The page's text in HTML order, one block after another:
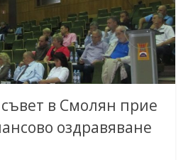
в Смолян прие
оздравяване